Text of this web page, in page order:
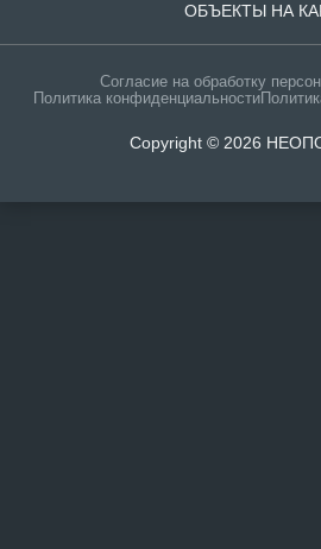
ОБЪЕКТЫ НА
Согласие на обработку
Политика конфиденциальности
Copyright © 2026